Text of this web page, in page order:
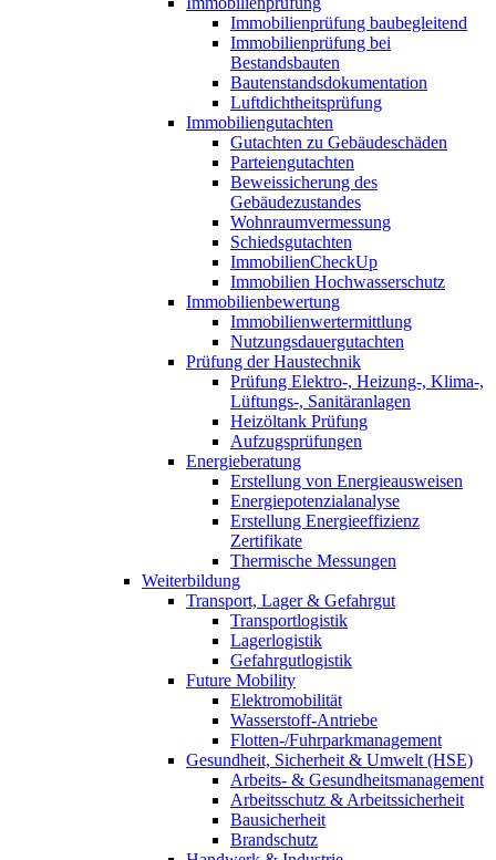
Immobilienprüfung baubegleitend
Immobilienprüfung bei
Bestandsbauten
Bautenstandsdokumentation
Luftdichtheitsprüfung
Immobiliengutachten
Gutachten zu Gebäudeschäden
Parteiengutachten
Beweissicherung des
Gebäudezustandes
Wohnraumvermessung
Schiedsgutachten
ImmobilienCheckUp
Immobilien Hochwasserschutz
Immobilienbewertung
Immobilienwertermittlung
Nutzungsdauergutachten
Prüfung der Haustechnik
Prüfung Elektro-, Heizung-, Klima-,
Lüftungs-, Sanitäranlagen
Heizöltank Prüfung
Aufzugsprüfungen
Energieberatung
Erstellung von Energieausweisen
Energiepotenzialanalyse
Erstellung Energieeffizienz
Zertifikate
Thermische Messungen
Weiterbildung
Transport, Lager & Gefahrgut
Transportlogistik
Lagerlogistik
Gefahrgutlogistik
Future Mobility
Elektromobilität
Wasserstoff-Antriebe
Flotten-/Fuhrparkmanagement
Gesundheit, Sicherheit & Umwelt (HSE)
Arbeits- & Gesundheitsmanagement
Arbeitsschutz & Arbeitssicherheit
Bausicherheit
Brandschutz